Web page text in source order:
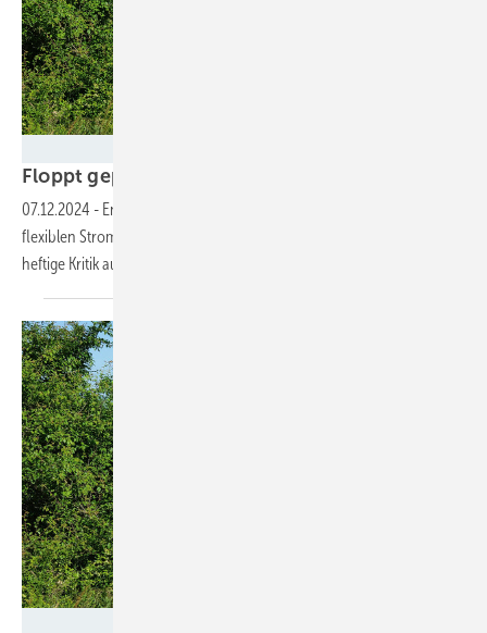
Floppt geplantes Gesetz für flexibilisierte
07.12.2024 - Entwurf vom Bundeswirtschaftsministerium für den
flexiblen Stromnetz-stützenden Betrieb von Biogasanlagen erweckt
heftige Kritik aus der